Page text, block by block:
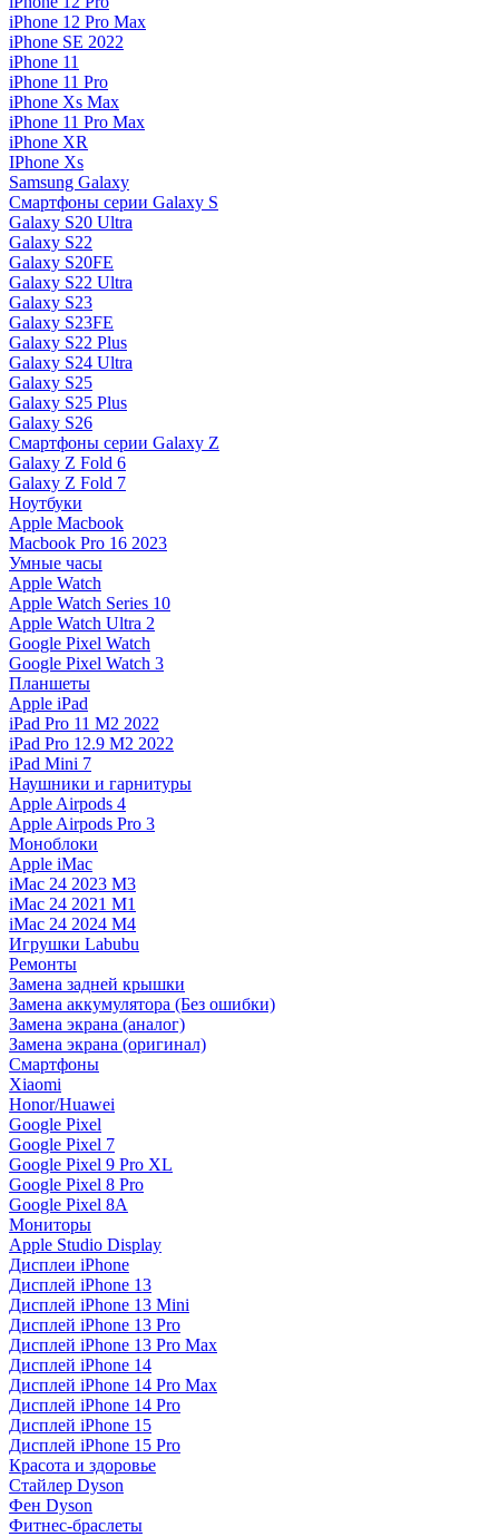
iPhone 12 Pro Max
iPhone SE 2022
iPhone 11
iPhone 11 Pro
iPhone Xs Max
iPhone 11 Pro Max
iPhone XR
IPhone Xs
Samsung Galaxy
Смартфоны серии Galaxy S
Galaxy S20 Ultra
Galaxy S22
Galaxy S20FE
Galaxy S22 Ultra
Galaxy S23
Galaxy S23FE
Galaxy S22 Plus
Galaxy S24 Ultra
Galaxy S25
Galaxy S25 Plus
Galaxy S26
Смартфоны серии Galaxy Z
Galaxy Z Fold 6
Galaxy Z Fold 7
Ноутбуки
Apple Macbook
Macbook Pro 16 2023
Умные часы
Apple Watch
Apple Watch Series 10
Apple Watch Ultra 2
Google Pixel Watch
Google Pixel Watch 3
Планшеты
Apple iPad
iPad Pro 11 M2 2022
iPad Pro 12.9 M2 2022
iPad Mini 7
Наушники и гарнитуры
Apple Airpods 4
Apple Airpods Pro 3
Моноблоки
Apple iMac
iMac 24 2023 M3
iMac 24 2021 M1
iMac 24 2024 M4
Игрушки Labubu
Ремонты
Замена задней крышки
Замена аккумулятора (Без ошибки)
Замена экрана (аналог)
Замена экрана (оригинал)
Смартфоны
Xiaomi
Honor/Huawei
Google Pixel
Google Pixel 7
Google Pixel 9 Pro XL
Google Pixel 8 Pro
Google Pixel 8A
Мониторы
Apple Studio Display
Дисплеи iPhone
Дисплей iPhone 13
Дисплей iPhone 13 Mini
Дисплей iPhone 13 Pro
Дисплей iPhone 13 Pro Max
Дисплей iPhone 14
Дисплей iPhone 14 Pro Max
Дисплей iPhone 14 Pro
Дисплей iPhone 15
Дисплей iPhone 15 Pro
Красота и здоровье
Стайлер Dyson
Фен Dyson
Фитнес-браслеты